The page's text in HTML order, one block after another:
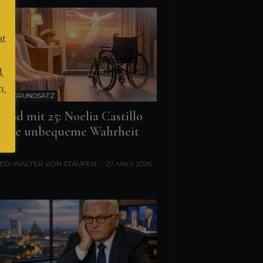
& GRUNDSATZ
Tod mit 25: Noelia Castillo
die unbequeme Wahrheit
WALTER VON STAUFEN - 27. März 2026